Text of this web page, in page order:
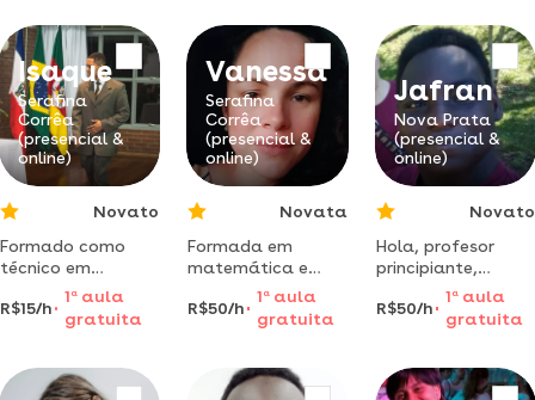
enriquecer suas
apropriações!
Isaque
Serafina
Corrêa
(presencial &
online)
Novato
Formado como
técnico em
eletromecânica e
já instrutor de
educação
senai.
R$15/h
1 a aula
gratuita
Vanessa
Serafina
Corrêa
(presencial &
online)
Novata
Formada em
matemática e
pedagogia dou
aulas desde os
anos iniciais até o
R$50/h
1 a aula
gratuita
Jafran
Nova Prata
(presencial &
online)
Novato
Hola, profesor
principiante,
comencehace
poco a dar aulas
de lenguaje por
un buen dialecto y
R$50/h
1 aaula
gratuita